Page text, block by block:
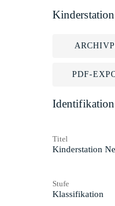
PDF-
Identifikation
Titel
Kinderstation
Stufe
Klassifikation